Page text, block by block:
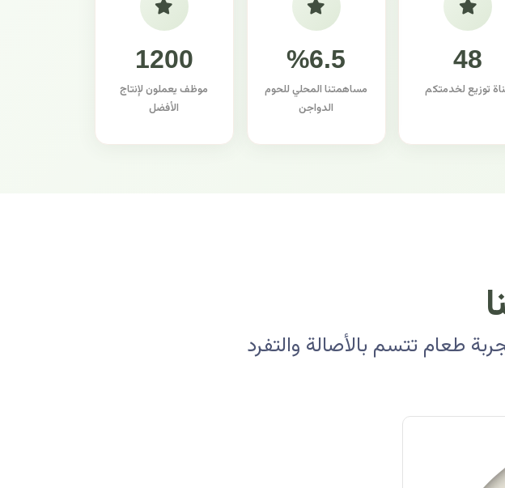
48
توزيع لخدمتكم
%6.5
مساهمتنا المحلي للحوم
الدواجن
1200
موظف يعملون لإنتاج
الأفضل
طعام تتسم بالأصالة والتفرد